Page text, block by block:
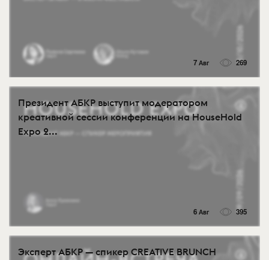
7 Авг 269
Президент АБКР выступит модератором
креативной сессии конференции на HouseHold
Expo 2...
6 Авг 395
Эксперт АБКР — спикер CREATIVE BRUNCH